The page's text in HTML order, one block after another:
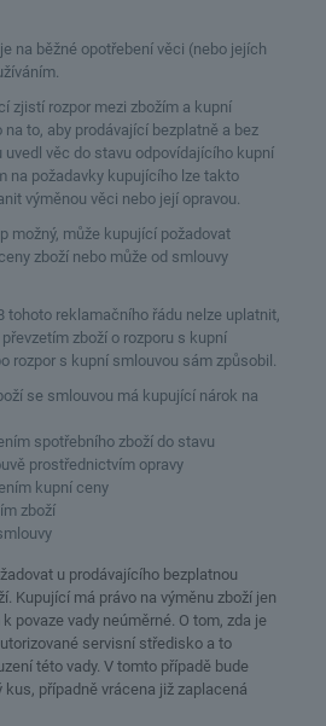
na běžné opotřebení věci (nebo jejích
zjistí rozpor mezi zbožím a kupní
na to, aby prodávající bezplatně a bez
uvedl věc do stavu odpovídajícího kupní
na požadavky kupujícího lze takto
výměnou věci nebo její opravou.
možný, může kupující požadovat
zboží nebo může od smlouvy
tohoto reklamačního řádu nelze uplatnit,
zboží o rozporu s kupní
rozpor s kupní smlouvou sám způsobil.
se smlouvou má kupující nárok na
spotřebního zboží do stavu
prostřednictvím opravy
kupní ceny
zboží
u prodávajícího bezplatnou
Kupující má právo na výměnu zboží jen
povaze vady neúměrné. O tom, zda je
servisní středisko a to
této vady. V tomto případě bude
případně vrácena již zaplacená